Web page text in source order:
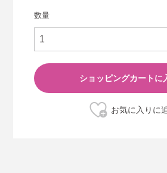
数量